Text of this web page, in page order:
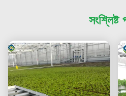
সংশ্লিষ্ট